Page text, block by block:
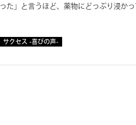
った」と言うほど、薬物にどっぷり浸か
サクセス -喜びの声-